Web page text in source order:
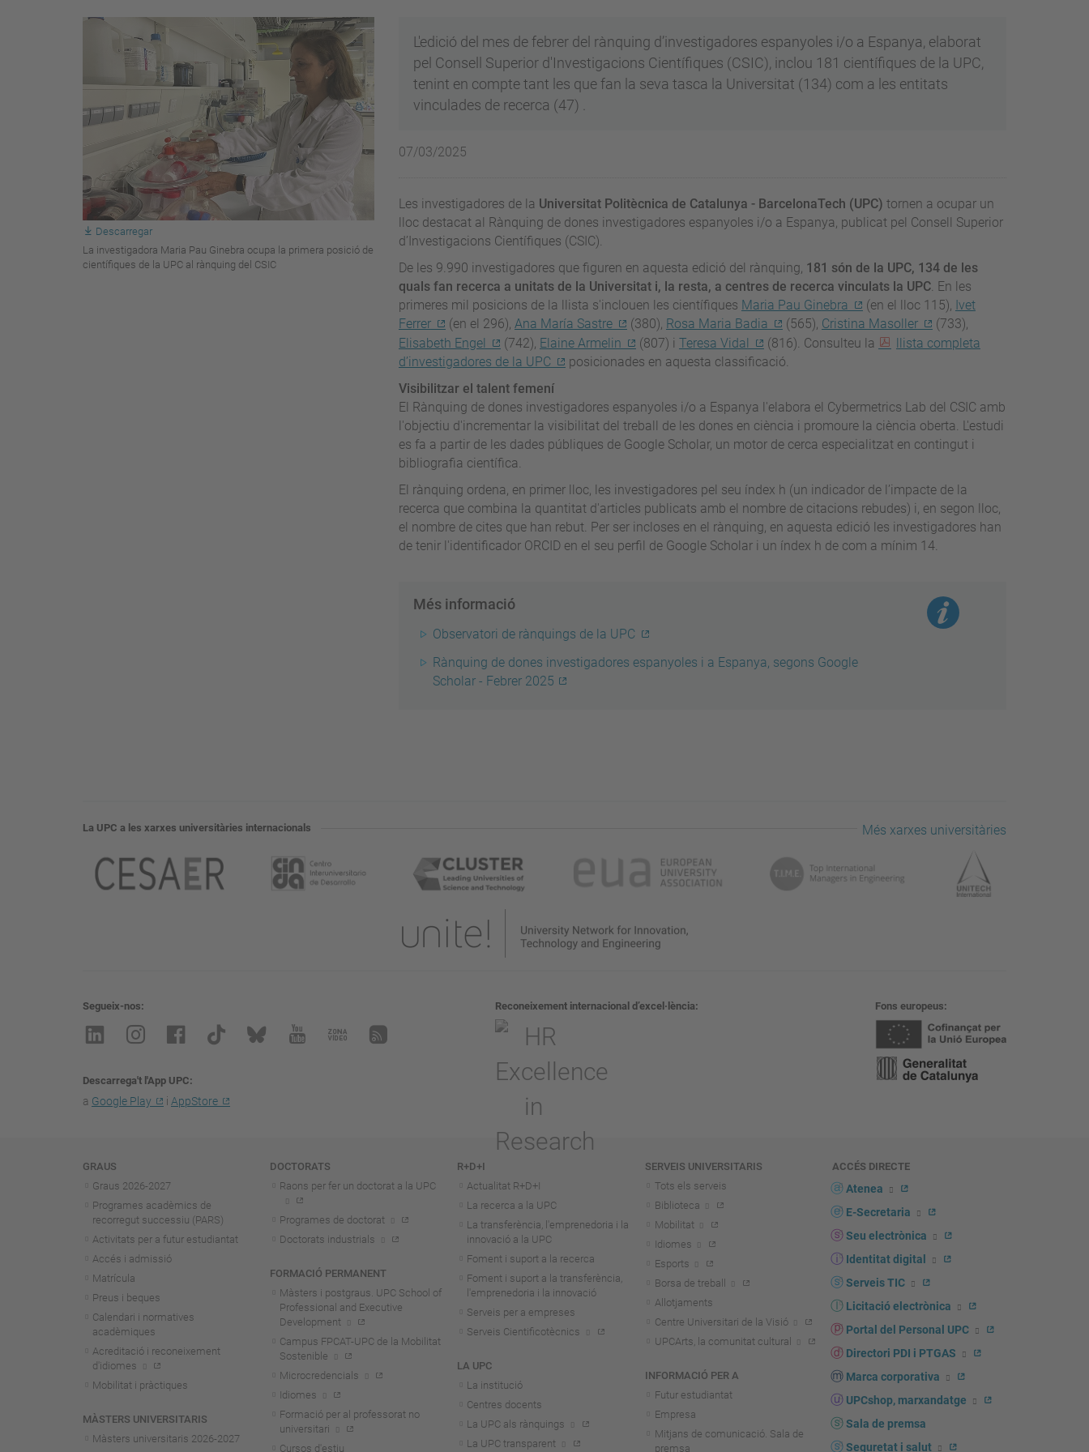
Descarregar
La investigadora Maria Pau Ginebra ocupa la primera posició de
científiques de la UPC al rànquing del CSIC
L'edició del mes de febrer del rànquing d’investigadores espanyoles i/o a Espanya, elaborat
pel Consell Superior d'Investigacions Científiques (CSIC), inclou 181 científiques de la UPC,
tenint en compte tant les que fan la seva tasca la Universitat (134) com a les entitats
vinculades de recerca (47) .
07/03/2025
Les investigadores de la Universitat Politècnica de Catalunya - BarcelonaTech (UPC) tornen a ocupar un
lloc destacat al Rànquing de dones investigadores espanyoles i/o a Espanya, publicat pel Consell Superior
d’Investigacions Científiques (CSIC).
De les 9.990 investigadores que figuren en aquesta edició del rànquing, 181 són de la UPC, 134 de les
quals fan recerca a unitats de la Universitat i, la resta, a centres de recerca vinculats la UPC. En les
primeres mil posicions de la llista s'inclouen les científiques Maria Pau Ginebra (en el lloc 115), Ivet
Ferrer
(en el 296), Ana María Sastre (380), Rosa Maria Badia (565), Cristina Masoller
(733),
Elisabeth Engel
(742), Elaine Armelin (807) i Teresa Vidal (816). Consulteu la
llista completa
d’investigadores de la UPC
posicionades en aquesta classificació.
Visibilitzar el talent femení
El Rànquing de dones investigadores espanyoles i/o a Espanya l'elabora el Cybermetrics Lab del CSIC amb
l'objectiu d'incrementar la visibilitat del treball de les dones en ciència i promoure la ciència oberta. L'estudi
es fa a partir de les dades públiques de Google Scholar, un motor de cerca especialitzat en contingut i
bibliografia científica.
El rànquing ordena, en primer lloc, les investigadores pel seu índex h (un indicador de l’impacte de la
recerca que combina la quantitat d'articles publicats amb el nombre de citacions rebudes) i, en segon lloc,
el nombre de cites que han rebut. Per ser incloses en el rànquing, en aquesta edició les investigadores han
de tenir l'identificador ORCID en el seu perfil de Google Scholar i un índex h de com a mínim 14.
Més informació
Observatori de rànquings de la UPC
Rànquing de dones investigadores espanyoles i a Espanya, segons Google
Scholar - Febrer 2025
La UPC a les xarxes universitàries internacionals Més xarxes universitàries
Segueix-nos
Descarrega't l'App UPC
a Google Play i AppStore
Reconeixement internacional d’excel·lència Fons europeus
Navegació
GRAUS
Graus 2026-2027
Programes acadèmics de
recorregut successiu (PARS)
Activitats per a futur estudiantat
Accés i admissió
Matrícula
Preus i beques
Calendari i normatives
acadèmiques
Acreditació i reconeixement
d'idiomes
Mobilitat i pràctiques
MÀSTERS UNIVERSITARIS
Màsters universitaris 2026-2027
DOCTORATS
Raons per fer un doctorat a la UPC
Programes de doctorat
Doctorats industrials
FORMACIÓ PERMANENT
Màsters i postgraus. UPC School of
Professional and Executive
Development
Campus FPCAT-UPC de la Mobilitat
Sostenible
Microcredencials
Idiomes
Formació per al professorat no
universitari
Cursos d'estiu
R+D+I
Actualitat R+D+I
La recerca a la UPC
La transferència, l'emprenedoria i la
innovació a la UPC
Foment i suport a la recerca
Foment i suport a la transferència,
l'emprenedoria i la innovació
Serveis per a empreses
Serveis Cientificotècnics
LA UPC
La institució
Centres docents
La UPC als rànquings
La UPC transparent
SERVEIS UNIVERSITARIS
Tots els serveis
Biblioteca
Mobilitat
Idiomes
Esports
Borsa de treball
Allotjaments
Centre Universitari de la Visió
UPCArts, la comunitat cultural
INFORMACIÓ PER A
Futur estudiantat
Empresa
Mitjans de comunicació. Sala de
premsa
ACCÉS DIRECTE
Atenea
E-Secretaria
Seu electrònica
Identitat digital
Serveis TIC
Licitació electrònica
Portal del Personal UPC
Directori PDI i PTGAS
Marca corporativa
UPCshop, marxandatge
Sala de premsa
Seguretat i salut